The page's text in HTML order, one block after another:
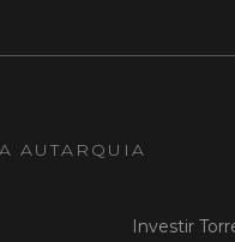
AUTARQUIA
Investir